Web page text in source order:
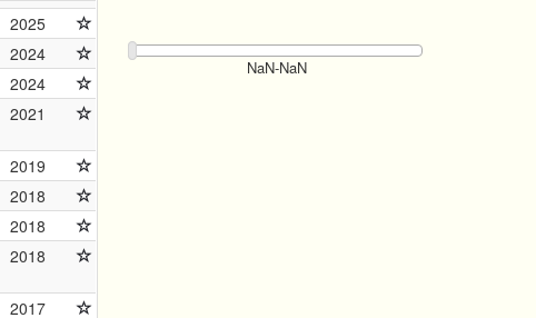
2025
2024
2024
2021
2019
2018
2018
2018
2017